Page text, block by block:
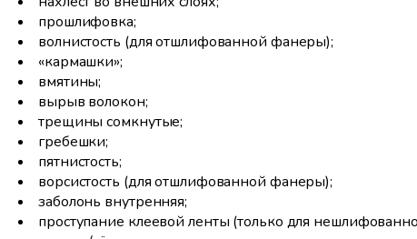
прошлифовка;
волнистость (для отшлифованной фанеры);
«кармашки»;
вмятины;
вырыв волокон;
трещины сомкнутые;
гребешки;
пятнистость;
ворсистость (для отшлифованной фанеры);
заболонь внутренняя;
проступание клеевой ленты (только для